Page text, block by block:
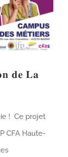
𝐝𝐞 𝐋𝐚
! Ce projet
CFA Haute-